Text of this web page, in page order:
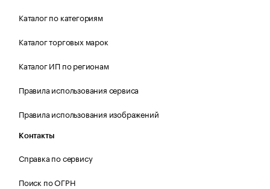
Каталог по категориям
Каталог торговых марок
Каталог ИП по регионам
Правила использования сервиса
Правила использования изображений
Контакты
Справка по сервису
Поиск по ОГРН